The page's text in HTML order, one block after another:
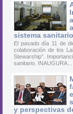
sistema
El pasado día 11 de
colaboración de los
Stewarship”.
sanitario. INAUGURA...
y perspectivas